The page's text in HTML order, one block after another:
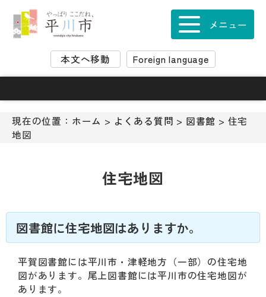
ョ
ス
本
へ
本文へ移動 Foreign language
メニュー
現在の位置： ホーム > よくある質問 > 図書館 > 住宅
地図
住宅地図
図書館に住宅地図はありますか。
平賀図書館には平川市・津軽地方（一部）の住宅地
図があります。尾上図書館には平川市の住宅地図が
あります。